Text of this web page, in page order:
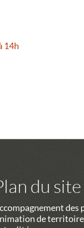
14h
du site
des
de territoire